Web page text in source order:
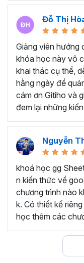
Kiến thức Google
Học viên
trình này:
“Lúc chưa học
khi được học
Thầy đã tạo ra
cùng ý nghĩa.
giúp phần cải
rất nhiều.”
“Giảng viên
rõ ràng. Từng
dàng áp dụng
lý dữ liệu. Khóa
giảng viên
kiến thức bổ
“Giảng viên
quá trình học
Gitiho cam kết
viên không hài
Đỗ Thị
Giảng viên hướng
khóa học này vô
khai thác cụ thể,
hằng ngày để
cám ơn Gitiho và
đem lại những
Nguyễn
khoá học gg
n kiến thức về
chương trình nào
k. Có thiết kế
học thêm các